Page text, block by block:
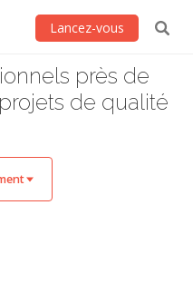
Lancez-vous
près de
de qualité